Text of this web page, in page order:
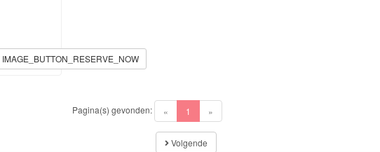
IMAGE_BUTTON_RESERVE_NOW
« 1 (current)
»
Pagina(s) gevonden:
Volgende